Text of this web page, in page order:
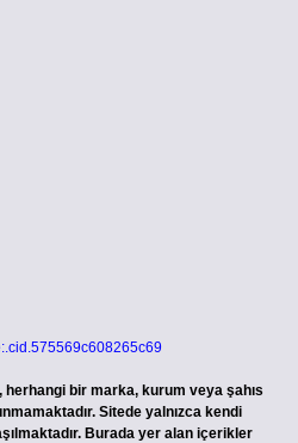
herhangi bir marka, kurum veya şahıs
Sitede yalnızca kendi
Burada yer alan içerikler